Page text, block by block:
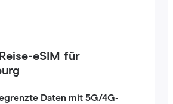
eSIM für
Daten mit 5G/4G-